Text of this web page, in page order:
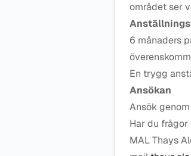
området ser
6 månaders
En trygg
Ansökan
Ansök
Har du
MAL Thays